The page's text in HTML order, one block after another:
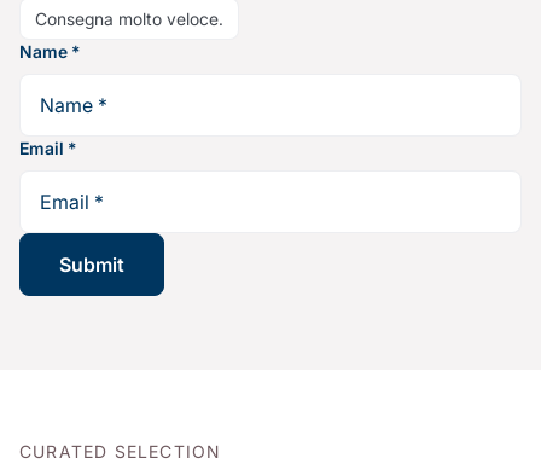
Consegna molto veloce.
Name *
Email *
CURATED SELECTION